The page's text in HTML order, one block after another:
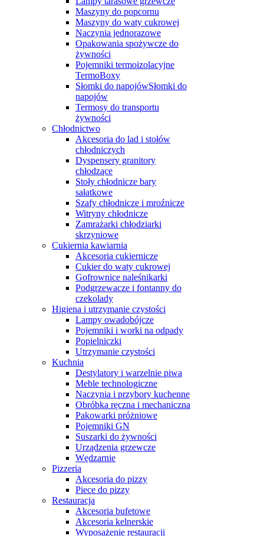
Maszyny do popcornu
Maszyny do waty cukrowej
Naczynia jednorazowe
Opakowania spożywcze do
żywności
Pojemniki termoizolacyjne
TermoBoxy
Słomki do napojówSłomki do
napojów
Termosy do transportu
żywności
Chłodnictwo
Akcesoria do lad i stołów
chłodniczych
Dyspensery granitory
chłodzące
Stoły chłodnicze bary
sałatkowe
Szafy chłodnicze i mroźnicze
Witryny chłodnicze
Zamrażarki chłodziarki
skrzyniowe
Cukiernia kawiarnia
Akcesoria cukiernicze
Cukier do waty cukrowej
Gofrownice naleśnikarki
Podgrzewacze i fontanny do
czekolady
Higiena i utrzymanie czystości
Lampy owadobójcze
Pojemniki i worki na odpady
Popielniczki
Utrzymanie czystości
Kuchnia
Destylatory i warzelnie piwa
Meble technologiczne
Naczynia i przybory kuchenne
Obróbka ręczna i mechaniczna
Pakowarki próżniowe
Pojemniki GN
Suszarki do żywności
Urządzenia grzewcze
Wędzarnie
Pizzeria
Akcesoria do pizzy
Piece do pizzy
Restauracja
Akcesoria bufetowe
Akcesoria kelnerskie
Wyposażenie restauracji